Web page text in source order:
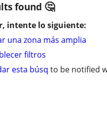
found
intente lo siguiente:
una zona más amplia
filtros
esta búsq to be notified